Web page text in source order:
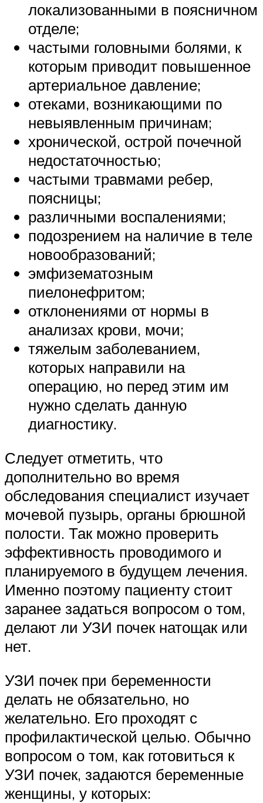
локализованными в поясничном
отделе;
частыми головными болями, к
которым приводит повышенное
артериальное давление;
отеками, возникающими по
невыявленным причинам;
хронической, острой почечной
недостаточностью;
частыми травмами ребер,
поясницы;
различными воспалениями;
подозрением на наличие в теле
новообразований;
эмфизематозным
пиелонефритом;
отклонениями от нормы в
анализах крови, мочи;
тяжелым заболеванием,
которых направили на
операцию, но перед этим им
нужно сделать данную
диагностику.
Следует отметить, что
дополнительно во время
обследования специалист изучает
мочевой пузырь, органы брюшной
полости. Так можно проверить
эффективность проводимого и
планируемого в будущем лечения.
Именно поэтому пациенту стоит
заранее задаться вопросом о том,
делают ли УЗИ почек натощак или
нет.
УЗИ почек при беременности
делать не обязательно, но
желательно. Его проходят с
профилактической целью. Обычно
вопросом о том, как готовиться к
УЗИ почек, задаются беременные
женщины, у которых: